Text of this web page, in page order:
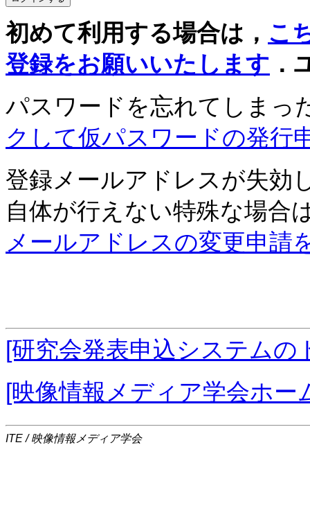
初めて利用する場合は， こ
登録をお願いいたします ．
パスワードを忘れてしまっ
クして仮パスワードの発行
登録メールアドレスが失効
自体が行えない特殊な場合
メールアドレスの変更申請
[研究会発表申込システム
[映像情報メディア学会ホー
ITE / 映像情報メディア学会